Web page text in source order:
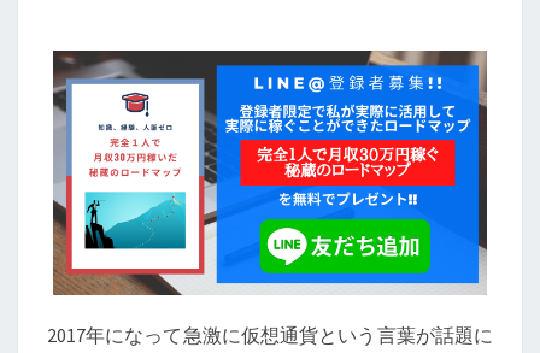
ッ
ト
ク
ラ
ブ
と
は？
2017年になって急激に仮想通貨という言葉が話題に